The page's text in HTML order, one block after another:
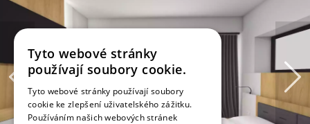
Tyto webové stránky
používají soubory cookie.
Tyto webové stránky používají soubory
cookie ke zlepšení uživatelského zážitku.
Používáním našich webových stránek